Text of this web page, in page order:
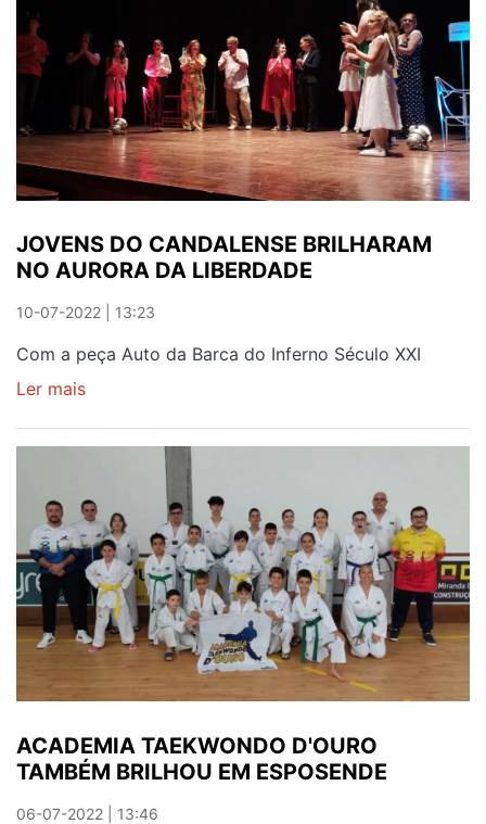
POR
UMA
CAUSA
SOLIDÁRIA
JOVENS DO CANDALENSE BRILHARAM
NO AURORA DA LIBERDADE
10-07-2022 | 13:23
Com a peça Auto da Barca do Inferno Século XXI
Ler mais
DO
CANDALENSE
BRILHARAM
NO
AURORA
DA
LIBERDADE
ACADEMIA TAEKWONDO D'OURO
TAMBÉM BRILHOU EM ESPOSENDE
06-07-2022 | 13:46